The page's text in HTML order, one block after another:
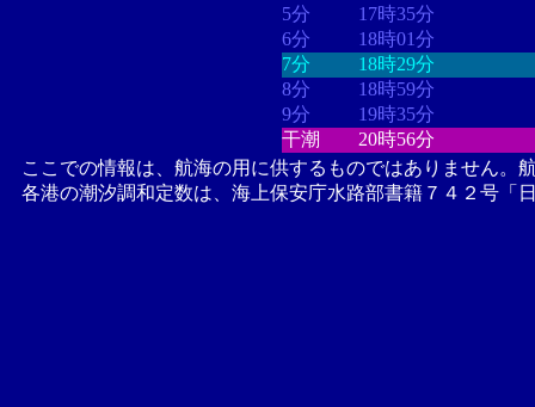
5分
17時35分
6分
18時01分
7分
18時29分
8分
18時59分
9分
19時35分
干潮
20時56分
ここでの情報は、航海の用に供するものではありません。
各港の潮汐調和定数は、海上保安庁水路部書籍７４２号「